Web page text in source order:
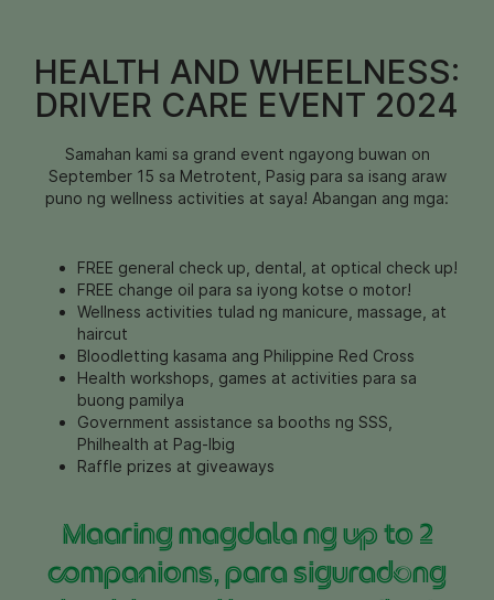
HEALTH AND WHEELNESS:
DRIVER CARE EVENT 2024
Samahan kami sa grand event ngayong buwan on
September 15 sa Metrotent, Pasig para sa isang araw
puno ng wellness activities at saya! Abangan ang mga:
FREE general check up, dental, at optical check up!
FREE change oil para sa iyong kotse o motor!
Wellness activities tulad ng manicure, massage, at
haircut
Bloodletting kasama ang Philippine Red Cross
Health workshops, games at activities para sa
buong pamilya
Government assistance sa booths ng SSS,
Philhealth at Pag-Ibig
Raffle prizes at giveaways
Maaring magdala ng up to 2
companions, para siguradong